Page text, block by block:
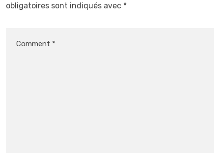
obligatoires sont indiqués avec *